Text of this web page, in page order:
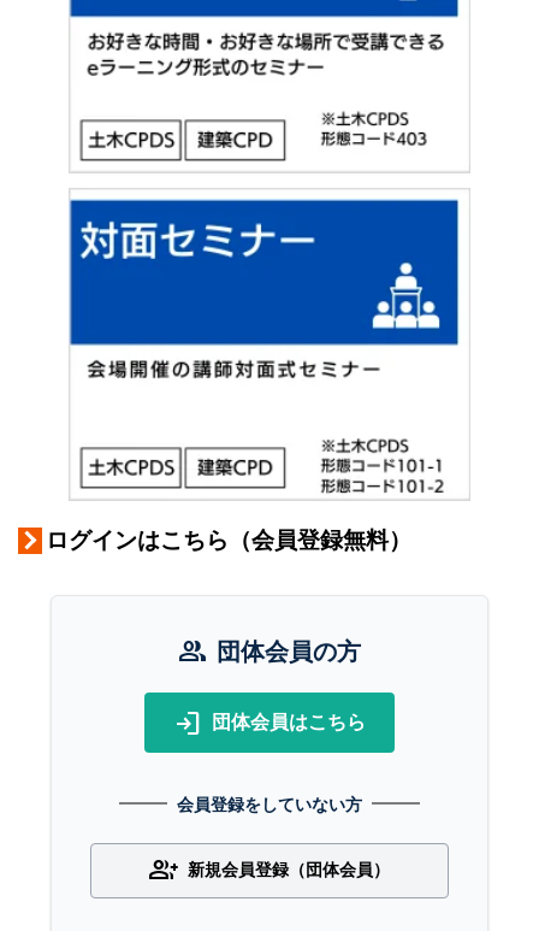
ログインはこちら（会員登録無料）
group 団体会員の方
login 団体会員はこちら
会員登録をしていない方
group_add 新規会員登録（団体会員）